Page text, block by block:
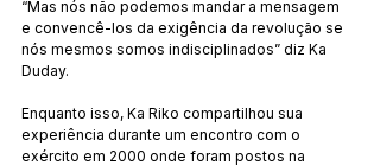
“Mas nós não podemos mandar a mensagem
e convencê-los da exigência da revolução se
nós mesmos somos indisciplinados” diz Ka
Duday.
Enquanto isso, Ka Riko compartilhou sua
experiência durante um encontro com o
exército em 2000 onde foram postos na